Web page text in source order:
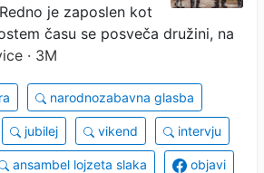
je zaposlen kot
času se posveča družini, na
· 3M
narodnozabavna glasba
jubilej vikend intervju
ansambel lojzeta slaka objavi